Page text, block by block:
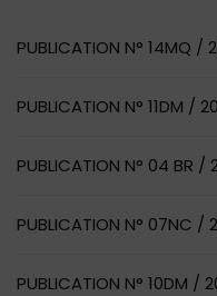
PUBLICATION N° 14MQ
PUBLICATION N° 11DM /
PUBLICATION N° 04 BR
PUBLICATION N° 07NC
PUBLICATION N° 10DM